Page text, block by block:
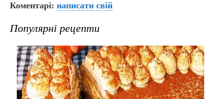
c
e
b
o
o
k
er e
gr
a
m
s
e
n
g
er
Коментарі: написати свій
Популярні рецепти